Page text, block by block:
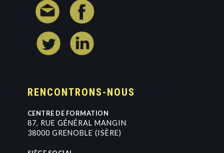
RENCONTRONS-NOUS
CENTRE DE FORMATION
87, RUE GÉNÉRAL MANGIN
38000 GRENOBLE (ISÈRE)